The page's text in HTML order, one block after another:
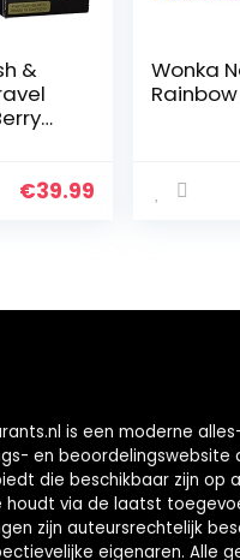
&
€39.99
Wonka
Rainbow
is een moderne
en beoordelingswebsite
die beschikbaar zijn op
via de laatst
zijn auteursrechtelijk
eigenaren. Alle